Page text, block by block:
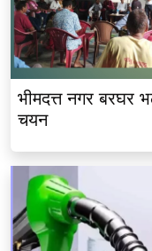
भीमदत्त नगर बरघर
चयन